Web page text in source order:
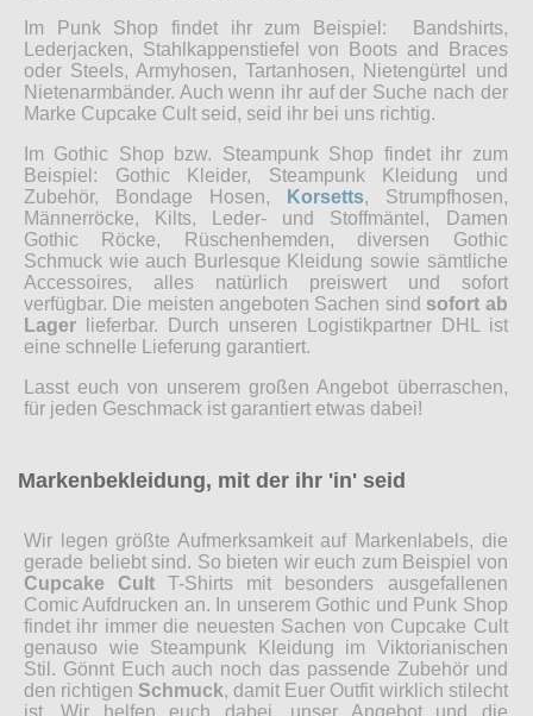
Im Punk Shop findet ihr zum Beispiel: Bandshirts,
Lederjacken, Stahlkappenstiefel von Boots and Braces
oder Steels, Armyhosen, Tartanhosen, Nietengürtel und
Nietenarmbänder. Auch wenn ihr auf der Suche nach der
Marke Cupcake Cult seid, seid ihr bei uns richtig.
Im Gothic Shop bzw. Steampunk Shop findet ihr zum
Beispiel: Gothic Kleider, Steampunk Kleidung und
Zubehör, Bondage Hosen,
Korsetts, Strumpfhosen,
Männerröcke, Kilts, Leder- und Stoffmäntel, Damen
Gothic Röcke, Rüschenhemden, diversen Gothic
Schmuck wie auch Burlesque Kleidung sowie sämtliche
Accessoires, alles natürlich preiswert und sofort
verfügbar. Die meisten angeboten Sachen sind sofort ab
Lager lieferbar. Durch unseren Logistikpartner DHL ist
eine schnelle Lieferung garantiert.
Lasst euch von unserem großen Angebot überraschen,
für jeden Geschmack ist garantiert etwas dabei!
Markenbekleidung, mit der ihr 'in' seid
Wir legen größte Aufmerksamkeit auf Markenlabels, die
gerade beliebt sind. So bieten wir euch zum Beispiel von
Cupcake Cult T-Shirts mit besonders ausgefallenen
Comic Aufdrucken an. In unserem Gothic und Punk Shop
findet ihr immer die neuesten Sachen von Cupcake Cult
genauso wie Steampunk Kleidung im Viktorianischen
Stil. Gönnt Euch auch noch das passende Zubehör und
den richtigen Schmuck, damit Euer Outfit wirklich stilecht